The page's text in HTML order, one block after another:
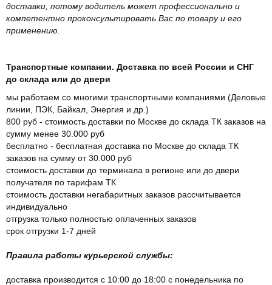
доставки, потому водитель может профессионально и
компетентно проконсультировать Вас по товару и его
применению.
Транспортные компании. Доставка по всей России и СНГ
до склада или до двери
мы работаем со многими транспортными компаниями (Деловые
линии, ПЭК, Байкал, Энергия и др.)
800 руб - стоимость доставки по Москве до склада ТК заказов на
сумму менее 30.000 руб
бесплатно - бесплатная доставка по Москве до склада ТК
заказов на сумму от 30.000 руб
стоимость доставки до терминала в регионе или до двери
получателя по тарифам ТК
стоимость доставки негабаритных заказов рассчитывается
индивидуально
отгрузка только полностью оплаченных заказов
срок отгрузки 1-7 дней
Правила работы курьерской службы:
доставка производится с 10:00 до 18:00 с понедельника по